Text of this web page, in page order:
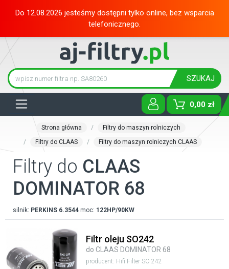
Do 12.08.2026 jesteśmy dostępni tylko online, bez wsparcia
telefonicznego.
SZUKAJ
0,00 zł
Strona główna
Filtry do maszyn rolniczych
Filtry do CLAAS
Filtry do maszyn rolniczych CLAAS
Filtry do CLAAS
DOMINATOR 68
silnik: PERKINS 6.3544 moc: 122HP/90KW
Filtr oleju SO242
do CLAAS DOMINATOR 68
producent: Hifi Filter SO 242